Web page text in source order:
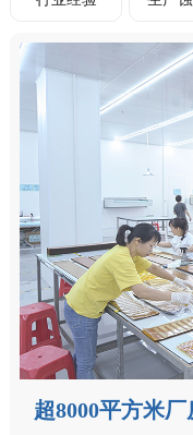
超8000平方米厂